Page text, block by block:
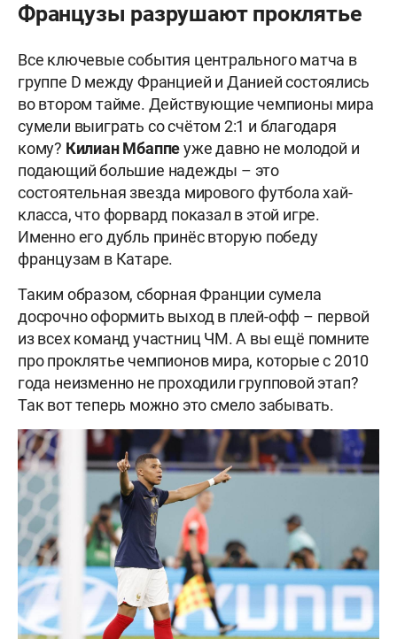
Французы разрушают проклятье
Все ключевые события центрального матча в
группе D между Францией и Данией состоялись
во втором тайме. Действующие чемпионы мира
сумели выиграть со счётом 2:1 и благодаря
кому? Килиан Мбаппеуже давно не молодой и
подающий большие надежды – это
состоятельная звезда мирового футбола хай-
класса, что форвард показал в этой игре.
Именно его дубль принёс вторую победу
французам в Катаре.
Таким образом, сборная Франции сумела
досрочно оформить выход в плей-офф – первой
из всех команд участниц ЧМ. А вы ещё помните
про проклятье чемпионов мира, которые с 2010
года неизменно не проходили групповой этап?
Так вот теперь можно это смело забывать.